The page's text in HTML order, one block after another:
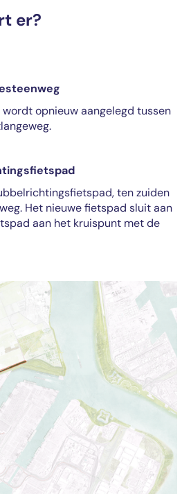
er?
wordt opnieuw aangelegd tussen
ten zuiden
Het nieuwe fietspad sluit aan
aan het kruispunt met de